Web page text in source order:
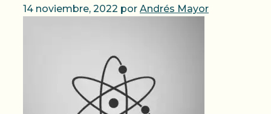
14 noviembre, 2022 por Andrés Mayor